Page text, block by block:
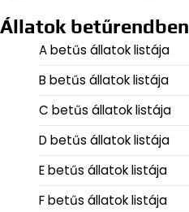
Állatok betűrendben
A betűs állatok listája
B betűs állatok listája
C betűs állatok listája
D betűs állatok listája
E betűs állatok listája
F betűs állatok listája